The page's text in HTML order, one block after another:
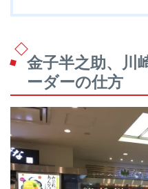
金子半之助、川
ーダーの仕方